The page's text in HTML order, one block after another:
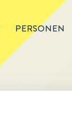
PERSONEN